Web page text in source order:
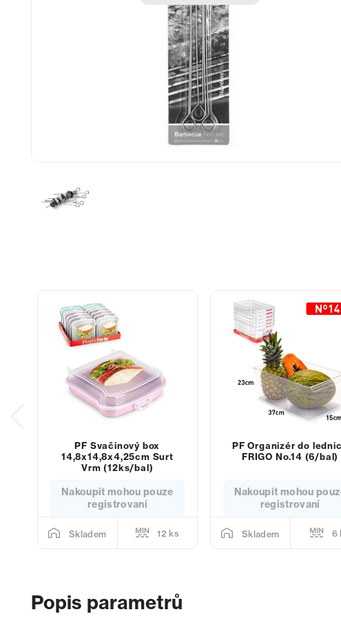
PF Svačinový box
14,8x14,8x4,25cm Surt
Vrm (12ks/bal)
Nakoupit mohou pouze
registrovaní
Skladem 12 ks
PF Organizér do
FRIGO No.14 (6/bal)
Nakoupit mohou
registrovaní
Skladem 6
Popis parametrů